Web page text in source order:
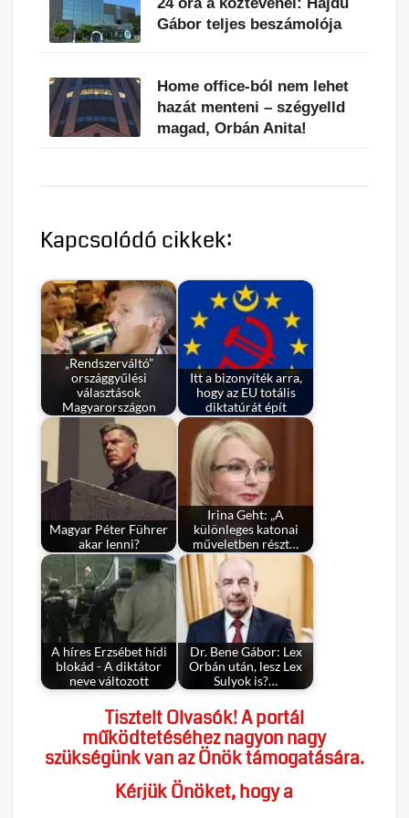
Gábor teljes beszámolója
Home office-ból nem lehet
hazát menteni – szégyelld
magad, Orbán Anita!
Kapcsolódó cikkek:
„Rendszerváltó”
országgyűlési
választások
Magyarországon
Itt a bizonyíték arra,
hogy az EU totális
diktatúrát épít
Magyar Péter Führer
akar lenni?
Irina Geht: „A
különleges katonai
műveletben részt…
A híres Erzsébet hídi
blokád - A diktátor
neve változott
Dr. Bene Gábor: Lex
Orbán után, lesz Lex
Sulyok is?…
Tisztelt Olvasók! A portál
működtetéséhez nagyon nagy
szükségünk van az Önök támogatására.
Kérjük Önöket, hogy a